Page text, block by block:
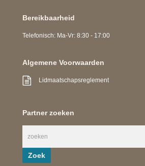
Bereikbaarheid
Telefonisch: Ma-Vr: 8:30 - 17:00
Algemene Voorwaarden
Lidmaatschapsreglement
Partner zoeken